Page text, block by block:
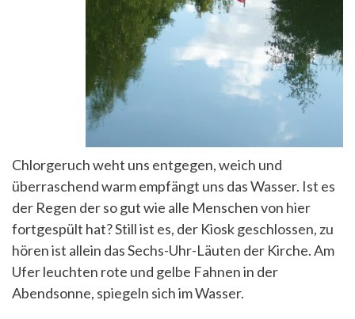
Chlorgeruch weht uns entgegen, weich und
überraschend warm empfängt uns das Wasser. Ist es
der Regen der so gut wie alle Menschen von hier
fortgespült hat? Still ist es, der Kiosk geschlossen, zu
hören ist allein das Sechs-Uhr-Läuten der Kirche. Am
Ufer leuchten rote und gelbe Fahnen in der
Abendsonne, spiegeln sich im Wasser.